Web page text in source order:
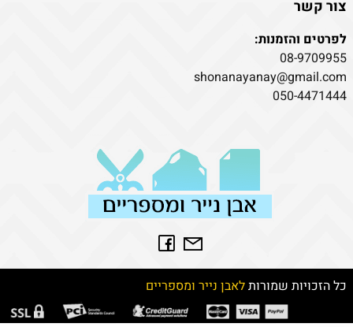
צור קשר
לפרטים והזמנות:
08-9709955
shonanayanay@gmail.com
050-4471444
כל הזכויות שמורותלאבן נייר ומספריים